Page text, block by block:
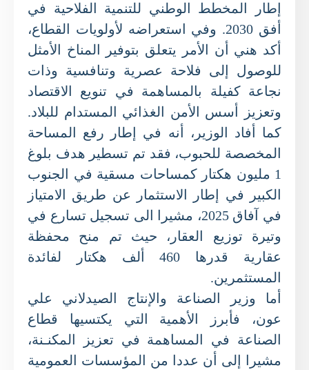
إطار المخطط الوطني للتنمية الفلاحية في
أفق 2030. وفي استعراضه لأولويات القطاع،
أكد هني أن الأمر يتعلق بتوفير المناخ الأمثل
للوصول إلى فلاحة عصرية وتنافسية وذات
نجاعة كفيلة بالمساهمة في تنويع الاقتصاد
وتعزيز أسس الأمن الغذائي المستدام للبلاد.
كما أفاد الوزير، أنه في إطار رفع المساحة
المخصصة للحبوب، فقد تم تسطير هدف بلوغ
1 مليون هكتار كمساحات مسقية في الجنوب
الكبير في إطار الاستثمار عن طريق الامتياز
في آفاق 2025، مشيرا الى تسجيل تسارع في
وتيرة توزيع العقار، حيث تم منح محفظة
عقارية قدرها 460 ألف هكتار لفائدة
المستثمرين.
أما وزير الصناعة والإنتاج الصيدلاني علي
عون، فأبرز الأهمية التي يكتسيها قطاع
الصناعة في المساهمة في تعزيز المكنـنة،
مشيرا إلى أن عددا من المؤسسات العمومية